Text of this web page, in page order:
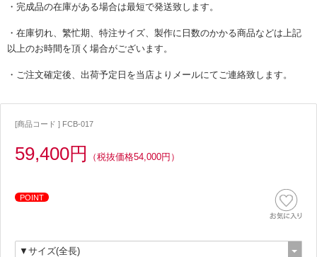
・完成品の在庫がある場合は最短で発送致します。
・在庫切れ、繁忙期、特注サイズ、製作に日数のかかる商品などは上記
以上のお時間を頂く場合がございます。
・ご注文確定後、出荷予定日を当店よりメールにてご連絡致します。
[商品コード ] FCB-017
59,400円 （税抜価格54,000円）
POINT